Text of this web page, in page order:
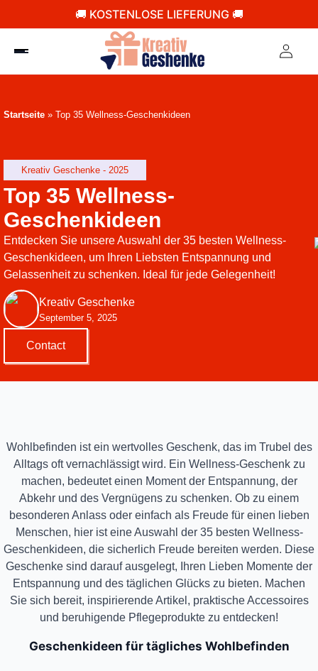
🚚 KOSTENLOSE LIEFERUNG 🚚
Startseite » Top 35 Wellness-Geschenkideen
Kreativ Geschenke - 2025
Top 35 Wellness-
Geschenkideen
Entdecken Sie unsere Auswahl der 35 besten Wellness-
Geschenkideen, um Ihren Liebsten Entspannung und
Gelassenheit zu schenken. Ideal für jede Gelegenheit!
Kreativ Geschenke
September 5, 2025
Contact
Wohlbefinden ist ein wertvolles Geschenk, das im Trubel des
Alltags oft vernachlässigt wird. Ein Wellness-Geschenk zu
machen, bedeutet einen Moment der Entspannung, der
Abkehr und des Vergnügens zu schenken. Ob zu einem
besonderen Anlass oder einfach als Freude für einen lieben
Menschen, hier ist eine Auswahl der 35 besten Wellness-
Geschenkideen, die sicherlich Freude bereiten werden. Diese
Geschenke sind darauf ausgelegt, Ihren Lieben Momente der
Entspannung und des täglichen Glücks zu bieten. Machen
Sie sich bereit, inspirierende Artikel, praktische Accessoires
und beruhigende Pflegeprodukte zu entdecken!
Geschenkideen für tägliches Wohlbefinden